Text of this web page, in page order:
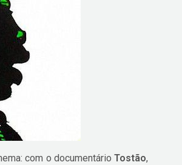
com o documentário Tostão,